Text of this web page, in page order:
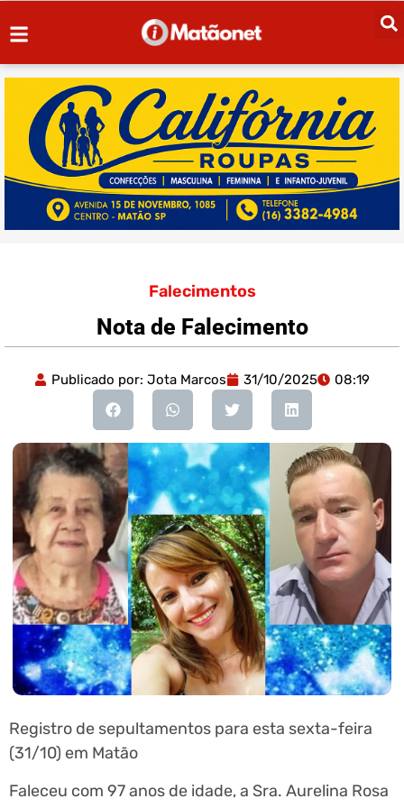
Falecimentos
Nota de Falecimento
Publicado por: Jota Marcos 31/10/2025 08:19
Registro de sepultamentos para esta sexta-feira
(31/10) em Matão
Faleceu com 97 anos de idade, a Sra. Aurelina Rosa